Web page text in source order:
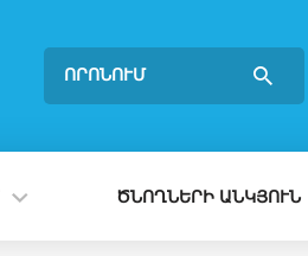
ՈՐՈՆՈՒՄ
ԾՆՈՂՆԵՐԻ ԱՆԿՅՈՒՆ